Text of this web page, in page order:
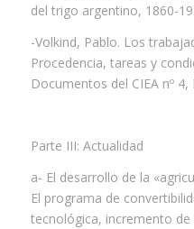
del trigo argentino, 1860-
-Volkind, Pablo. Los
Procedencia, tareas y
Documentos del CIEA nº 4,
Parte III: Actualidad
a- El desarrollo de la
El programa de
tecnológica, incremento